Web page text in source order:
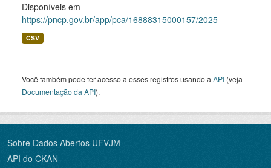
Disponíveis em
https://pncp.gov.br/app/pca/16888315000157/2025
CSV
Você também pode ter acesso a esses registros usando a API (veja
Documentação da API).
Sobre Dados Abertos UFVJM
API do CKAN